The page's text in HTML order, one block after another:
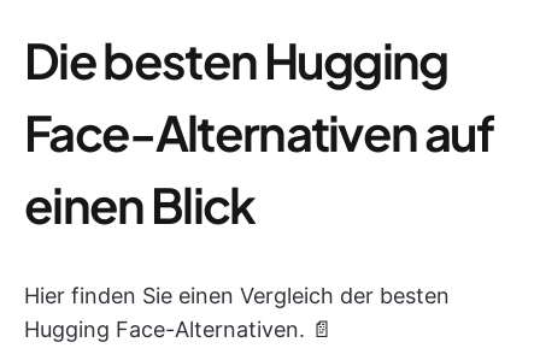
Die besten Hugging
Face-Alternativen auf
einen Blick
Hier finden Sie einen Vergleich der besten
Hugging Face-Alternativen. 📄